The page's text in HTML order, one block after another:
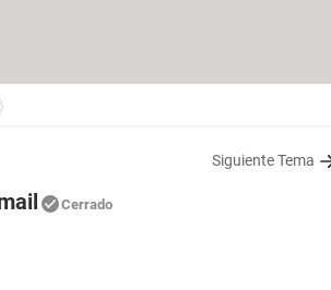
Siguiente Tema
Cerrado